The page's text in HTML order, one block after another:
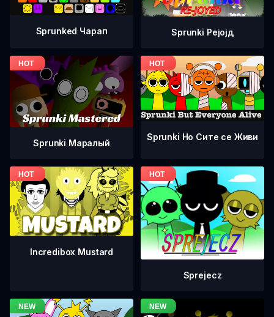
Sprunked Чарап Sprunki Рејојд
Sprunki Маралый
Sprunki Но Сите се Живи
Incredibox Mustard
Sprejecz